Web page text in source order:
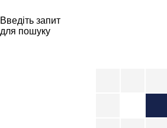
Введіть запит
для пошуку